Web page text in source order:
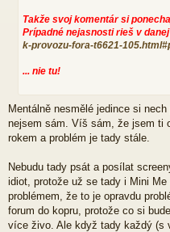
Takže svoj komentár si
Prípadné nejasnosti rieš v
k-provozu-fora-t6621-
... nie tu!
Mentálně nesmělé jedince si
nejsem sám. Víš sám, že jsem ti
rokem a problém je tady stále.
Nebudu tady psát a posílat
idiot, protože už se tady i Mini
problémem, že to je opravdu
forum do kopru, protože co si
více živo. Ale když tady každý (s